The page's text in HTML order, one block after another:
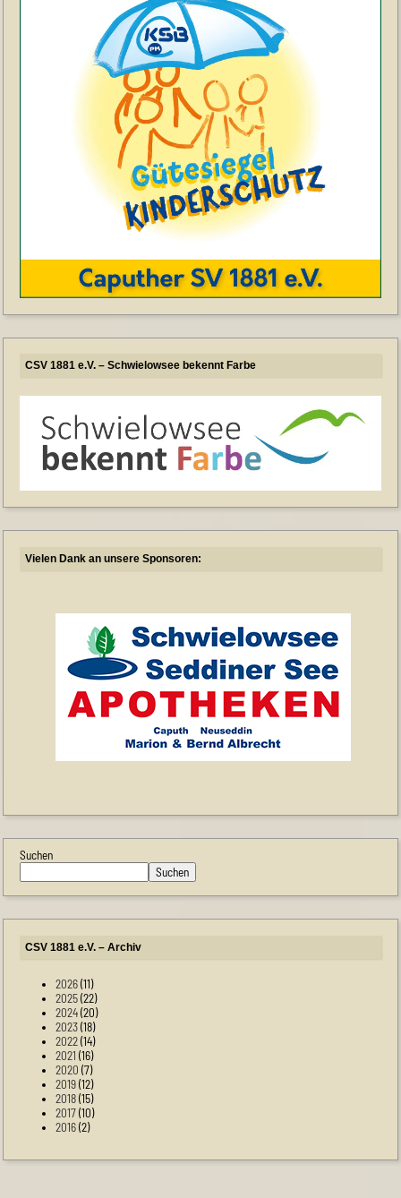
CSV 1881 e.V. – Schwielowsee bekennt Farbe
Vielen Dank an unsere Sponsoren:
Suchen
Suchen
CSV 1881 e.V. – Archiv
2026(11)
2025(22)
2024(20)
2023(18)
2022(14)
2021 (16)
2020 (7)
2019(12)
2018(15)
2017(10)
2016(2)